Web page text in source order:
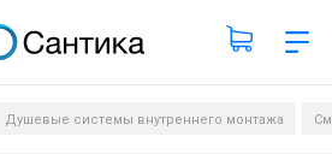
Поиск по каталогу
Душевые системы внутреннего монтажа